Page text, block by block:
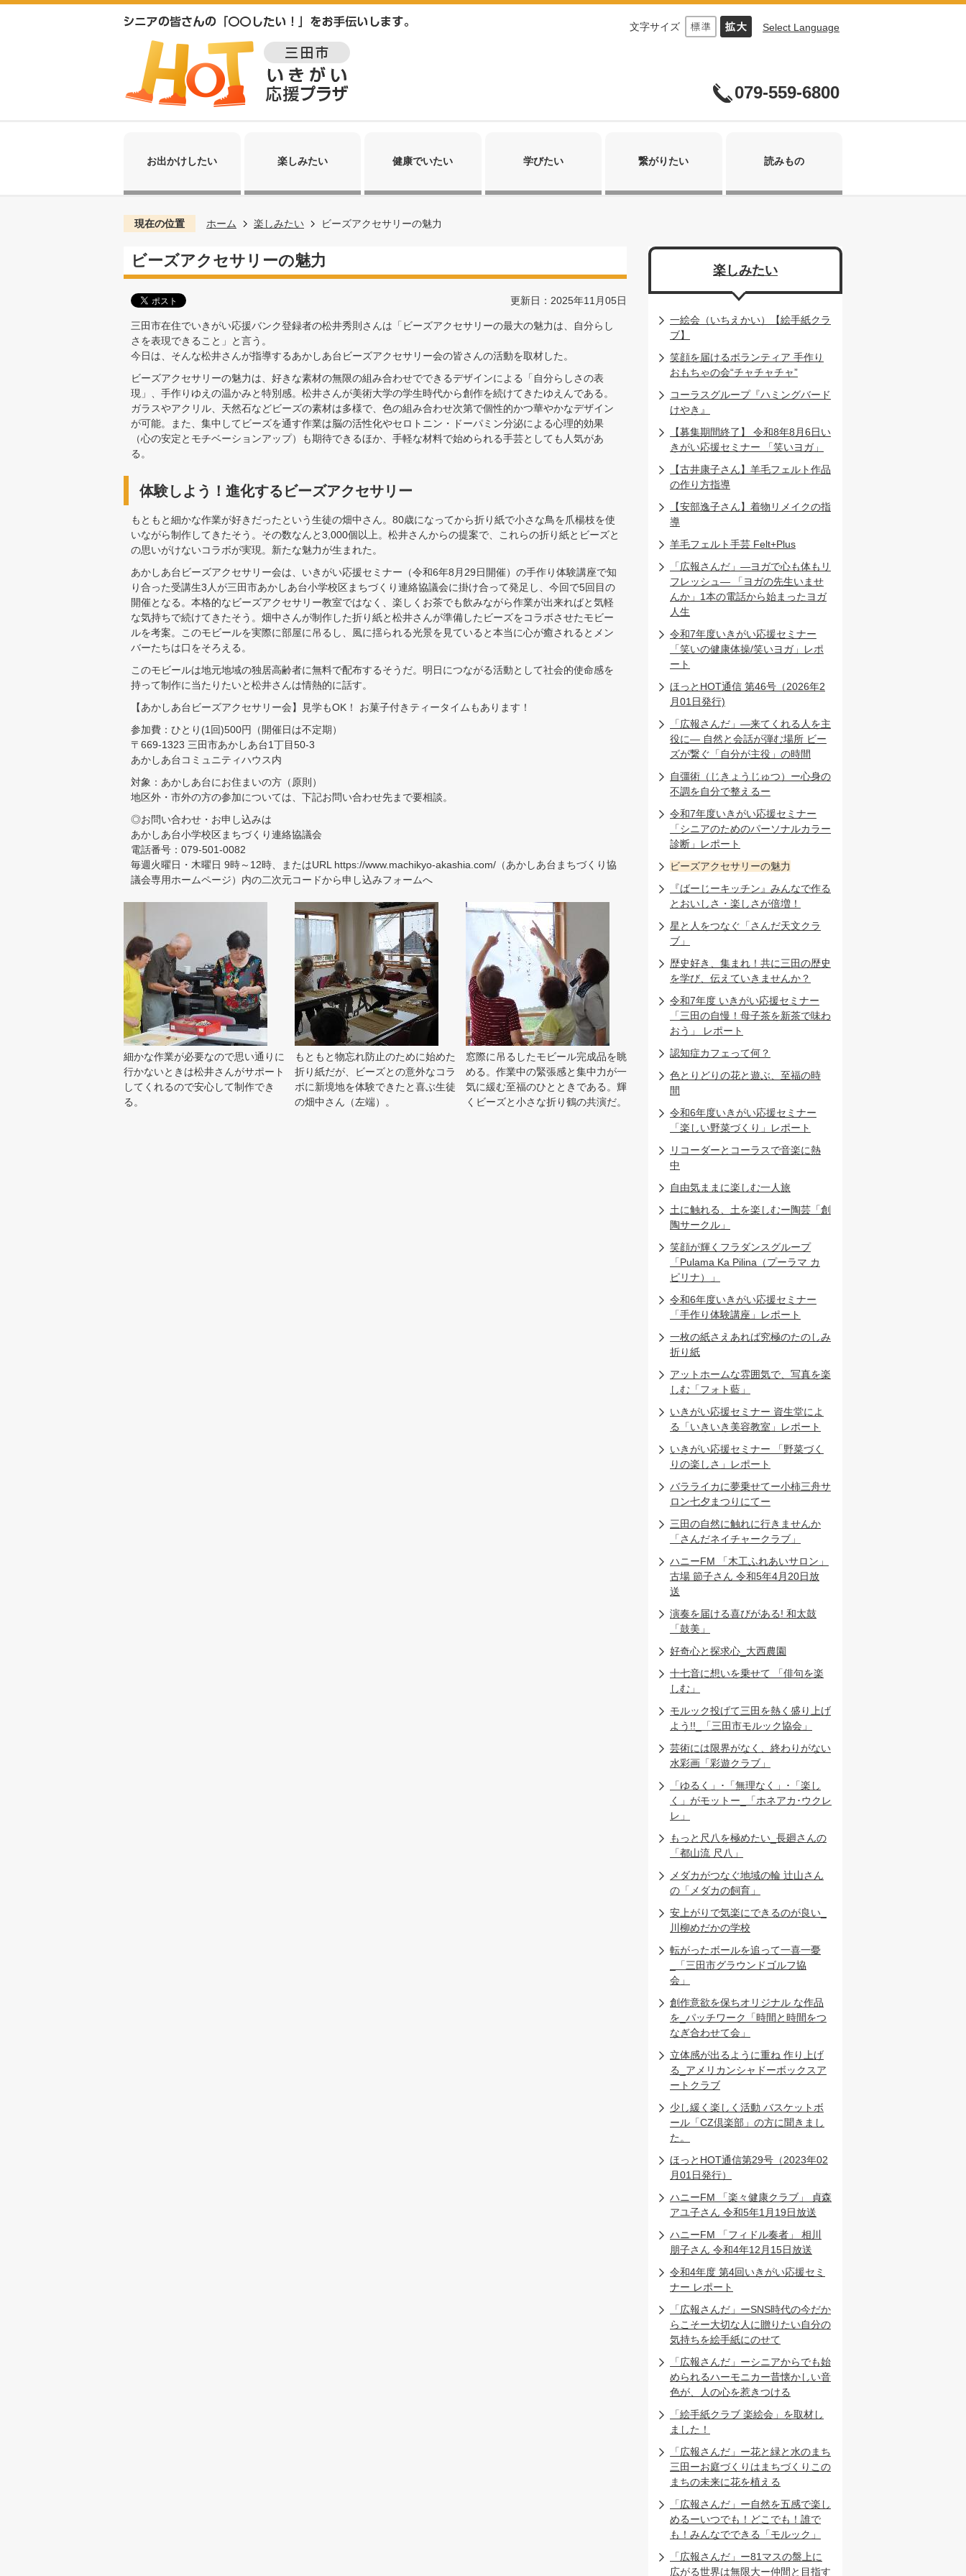
文字サイズ Select Language
079-559-6800
お出かけしたい 楽しみたい 健康でいたい 学びたい 繋がりたい 読みもの
現在の位置 ホーム 楽しみたい ビーズアクセサリーの魅力
ビーズアクセサリーの魅力
更新日：2025年11月05日
三田市在住でいきがい応援バンク登録者の松井秀則さんは「ビーズアクセサリーの最大の魅力は、自分らし
さを表現できること」と言う。
今日は、そんな松井さんが指導するあかしあ台ビーズアクセサリー会の皆さんの活動を取材した。
ビーズアクセサリーの魅力は、好きな素材の無限の組み合わせでできるデザインによる「自分らしさの表
現」、手作りゆえの温かみと特別感。松井さんが美術大学の学生時代から創作を続けてきたゆえんである。
ガラスやアクリル、天然石などビーズの素材は多様で、色の組み合わせ次第で個性的かつ華やかなデザイン
が可能。また、集中してビーズを通す作業は脳の活性化やセロトニン・ドーパミン分泌による心理的効果
（心の安定とモチベーションアップ）も期待できるほか、手軽な材料で始められる手芸としても人気があ
る。
体験しよう！進化するビーズアクセサリー
もともと細かな作業が好きだったという生徒の畑中さん。80歳になってから折り紙で小さな鳥を爪楊枝を使
いながら制作してきたそう。その数なんと3,000個以上。松井さんからの提案で、これらの折り紙とビーズと
の思いがけないコラボが実現。新たな魅力が生まれた。
あかしあ台ビーズアクセサリー会は、いきがい応援セミナー（令和6年8月29日開催）の手作り体験講座で知
り合った受講生3人が三田市あかしあ台小学校区まちづくり連絡協議会に掛け合って発足し、今回で5回目の
開催となる。本格的なビーズアクセサリー教室ではなく、楽しくお茶でも飲みながら作業が出来ればと気軽
な気持ちで続けてきたそう。畑中さんが制作した折り紙と松井さんが準備したビーズをコラボさせたモビー
ルを考案。このモビールを実際に部屋に吊るし、風に揺られる光景を見ていると本当に心が癒されるとメン
バーたちは口をそろえる。
このモビールは地元地域の独居高齢者に無料で配布するそうだ。明日につながる活動として社会的使命感を
持って制作に当たりたいと松井さんは情熱的に話す。
【あかしあ台ビーズアクセサリー会】見学もOK！ お菓子付きティータイムもあります！
参加費：ひとり(1回)500円（開催日は不定期）
〒669-1323 三田市あかしあ台1丁目50-3
あかしあ台コミュニティハウス内
対象：あかしあ台にお住まいの方（原則）
地区外・市外の方の参加については、下記お問い合わせ先まで要相談。
◎お問い合わせ・お申し込みは
あかしあ台小学校区まちづくり連絡協議会
電話番号：079-501-0082
毎週火曜日・木曜日 9時～12時、またはURL https://www.machikyo-akashia.com/（あかしあ台まちづくり協
議会専用ホームページ）内の二次元コードから申し込みフォームへ
細かな作業が必要なので思い通りに
行かないときは松井さんがサポート
してくれるので安心して制作でき
る。
もともと物忘れ防止のために始めた
折り紙だが、ビーズとの意外なコラ
ボに新境地を体験できたと喜ぶ生徒
の畑中さん（左端）。
窓際に吊るしたモビール完成品を眺
める。作業中の緊張感と集中力が一
気に緩む至福のひとときである。輝
くビーズと小さな折り鶴の共演だ。
楽しみたい
一絵会（いちえかい）【絵手紙クラ
ブ】
笑顔を届けるボランティア 手作り
おもちゃの会“チャチャチャ”
コーラスグループ『ハミングバード
けやき』
【募集期間終了】 令和8年8月6日い
きがい応援セミナー 「笑いヨガ」
【古井康子さん】羊毛フェルト作品
の作り方指導
【安部逸子さん】着物リメイクの指
導
羊毛フェルト手芸 Felt+Plus
「広報さんだ」―ヨガで心も体もリ
フレッシュ― 「ヨガの先生いませ
んか」1本の電話から始まったヨガ
人生
令和7年度いきがい応援セミナー
「笑いの健康体操/笑いヨガ」レポ
ート
ほっとHOT通信 第46号（2026年2
月01日発行)
「広報さんだ」―来てくれる人を主
役に― 自然と会話が弾む場所 ビー
ズが繋ぐ「自分が主役」の時間
自彊術（じきょうじゅつ）ー心身の
不調を自分で整えるー
令和7年度いきがい応援セミナー
「シニアのためのパーソナルカラー
診断」レポート
ビーズアクセサリーの魅力
『ばーじーキッチン』みんなで作る
とおいしさ・楽しさが倍増！
星と人をつなぐ「さんだ天文クラ
ブ」
歴史好き、集まれ！共に三田の歴史
を学び、伝えていきませんか？
令和7年度 いきがい応援セミナー
「三田の自慢！母子茶を新茶で味わ
おう」 レポート
認知症カフェって何？
色とりどりの花と遊ぶ、至福の時
間
令和6年度いきがい応援セミナー
「楽しい野菜づくり」レポート
リコーダーとコーラスで音楽に熱
中
自由気ままに楽しむ一人旅
土に触れる、土を楽しむー陶芸「創
陶サークル」
笑顔が輝くフラダンスグループ
「Pulama Ka Pilina（プーラマ カ
ピリナ）」
令和6年度いきがい応援セミナー
「手作り体験講座」レポート
一枚の紙さえあれば究極のたのしみ
折り紙
アットホームな雰囲気で、写真を楽
しむ「フォト藍」
いきがい応援セミナー 資生堂によ
る「いきいき美容教室」レポート
いきがい応援セミナー 「野菜づく
りの楽しさ」レポート
バラライカに夢乗せてー小柿三舟サ
ロン七夕まつりにてー
三田の自然に触れに行きませんか
「さんだネイチャークラブ」
ハニーFM 「木工ふれあいサロン」
古場 節子さん 令和5年4月20日放
送
演奏を届ける喜びがある! 和太鼓
「鼓美」
好奇心と探求心_大西農園
十七音に想いを乗せて 「俳句を楽
しむ」
モルック投げて三田を熱く盛り上げ
よう!!_「三田市モルック協会」
芸術には限界がなく、終わりがない
水彩画「彩遊クラブ」
「ゆるく」･「無理なく」･「楽し
く」がモットー_「ホネアカ･ウクレ
レ」
もっと尺八を極めたい_長廻さんの
「都山流 尺八」
メダカがつなぐ地域の輪 辻山さん
の「メダカの飼育」
安上がりで気楽にできるのが良い_
川柳めだかの学校
転がったボールを追って一喜一憂
_「三田市グラウンドゴルフ協
会」
創作意欲を保ちオリジナル な作品
を_パッチワーク「時間と時間をつ
なぎ合わせて会」
立体感が出るように重ね 作り上げ
る_アメリカンシャドーボックスア
ートクラブ
少し緩く楽しく活動 バスケットボ
ール「CZ倶楽部」の方に聞きまし
た。
ほっとHOT通信第29号（2023年02
月01日発行）
ハニーFM 「楽々健康クラブ」 貞森
アユ子さん 令和5年1月19日放送
ハニーFM 「フィドル奏者」 相川
朋子さん 令和4年12月15日放送
令和4年度 第4回いきがい応援セミ
ナー レポート
「広報さんだ」ーSNS時代の今だか
らこそー大切な人に贈りたい自分の
気持ちを絵手紙にのせて
「広報さんだ」ーシニアからでも始
められるハーモニカー昔懐かしい音
色が、人の心を惹きつける
「絵手紙クラブ 楽絵会」を取材し
ました！
「広報さんだ」ー花と緑と水のまち
三田ーお庭づくりはまちづくりこの
まちの未来に花を植える
「広報さんだ」ー自然を五感で楽し
めるーいつでも！どこでも！誰で
も！みんなでできる「モルック」
「広報さんだ」ー81マスの盤上に
広がる世界は無限大ー仲間と目指す